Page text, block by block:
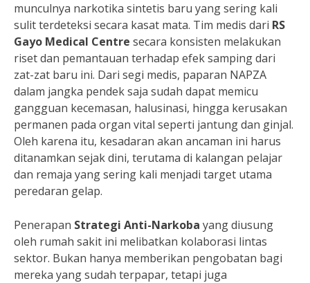
munculnya narkotika sintetis baru yang sering kali
sulit terdeteksi secara kasat mata. Tim medis dari RS
Gayo Medical Centre secara konsisten melakukan
riset dan pemantauan terhadap efek samping dari
zat-zat baru ini. Dari segi medis, paparan NAPZA
dalam jangka pendek saja sudah dapat memicu
gangguan kecemasan, halusinasi, hingga kerusakan
permanen pada organ vital seperti jantung dan ginjal.
Oleh karena itu, kesadaran akan ancaman ini harus
ditanamkan sejak dini, terutama di kalangan pelajar
dan remaja yang sering kali menjadi target utama
peredaran gelap.
Penerapan Strategi Anti-Narkoba yang diusung
oleh rumah sakit ini melibatkan kolaborasi lintas
sektor. Bukan hanya memberikan pengobatan bagi
mereka yang sudah terpapar, tetapi juga